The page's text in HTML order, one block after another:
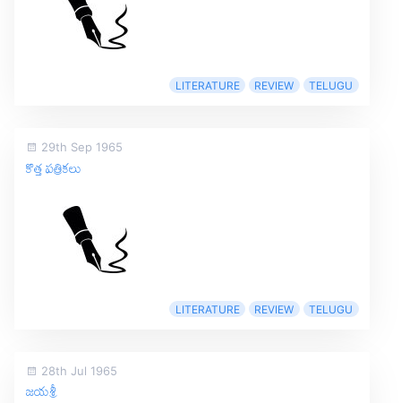
LITERATURE REVIEW TELUGU
29th Sep 1965
కొత్త పత్రికలు
LITERATURE REVIEW TELUGU
28th Jul 1965
జయశ్రీ